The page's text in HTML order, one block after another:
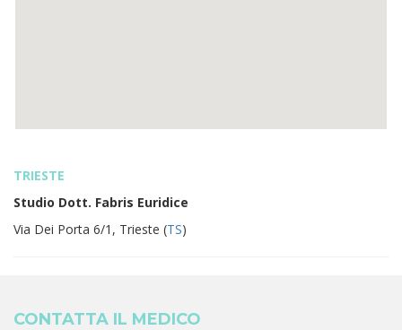
TRIESTE
Studio Dott. Fabris Euridice
Via Dei Porta 6/1, Trieste (TS)
CONTATTA IL MEDICO